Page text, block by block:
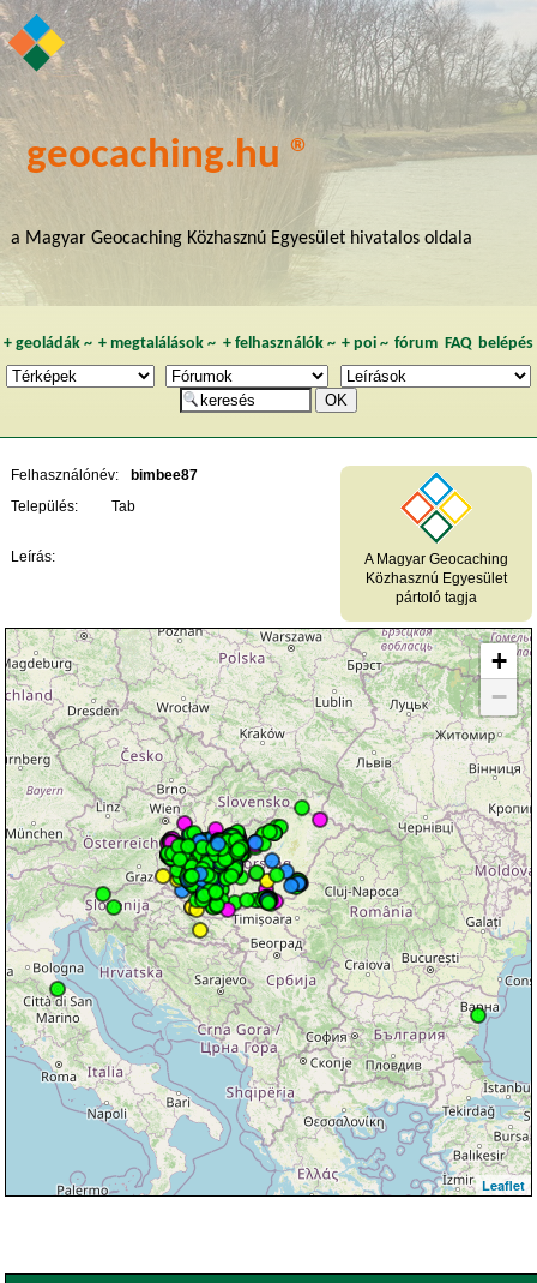
geocaching.hu ®
a Magyar Geocaching Közhasznú Egyesület hivatalos oldala
+ geoládák~ +megtalálások ~ + felhasználók~ + poi~ fórum FAQ belépés
A Magyar Geocaching
Közhasznú Egyesület
pártoló tagja
Felhasználónév:
bimbee87
Település:
Tab
Leírás:
+
−
Leaflet